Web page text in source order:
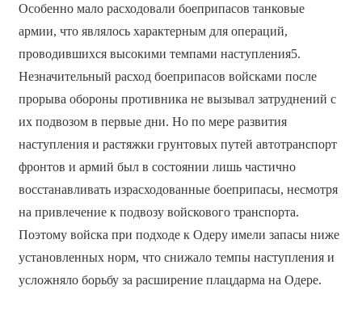
Особенно мало расходовали боеприпасов танковые
армии, что являлось характерным для операций,
проводившихся высокими темпами наступления5.
Незначительный расход боеприпасов войсками после
прорыва обороны противника не вызывал затруднений с
их подвозом в первые дни. Но по мере развития
наступления и растяжки грунтовых путей автотранспорт
фронтов и армий был в состоянии лишь частично
восстанавливать израсходованные боеприпасы, несмотря
на привлечение к подвозу войскового транспорта.
Поэтому войска при подходе к Одеру имели запасы ниже
установленных норм, что снижало темпы наступления и
усложняло борьбу за расширение плацдарма на Одере.